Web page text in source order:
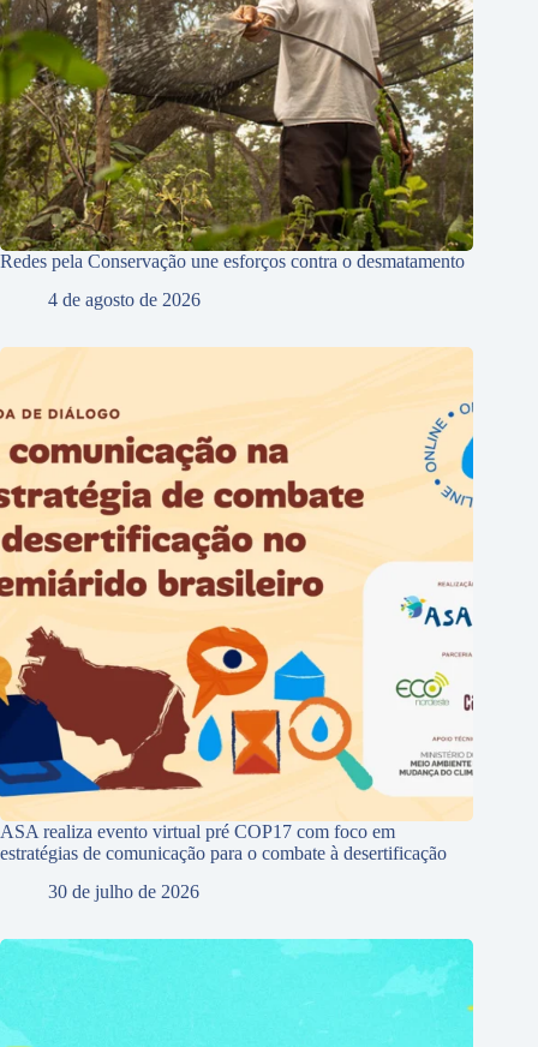
Redes pela Conservação une esforços contra o desmatamento
4 de agosto de 2026
ASA realiza evento virtual pré COP17 com foco em
estratégias de comunicação para o combate à desertificação
30 de julho de 2026